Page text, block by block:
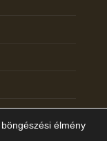
élmény